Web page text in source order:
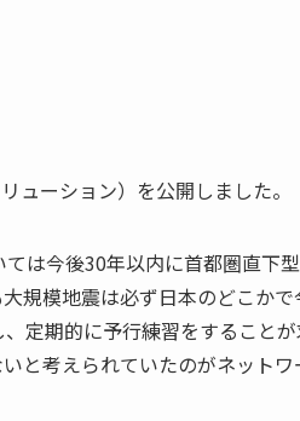
ーション）を公開しました。
は今後30年以内に首都圏直下
規模地震は必ず日本のどこかで
定期的に予行練習をすること
と考えられていたのがネット